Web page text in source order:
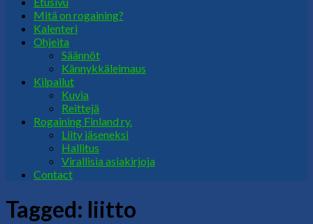
Mitä on rogaining?
Kalenteri
Ohjeita
Säännöt
Kännykkäleimaus
Kilpailut
Kuvia
Reittejä
Rogaining Finland ry.
Liity jäseneksi
Hallitus
Virallisia asiakirjoja
Contact
Tagged: liitto